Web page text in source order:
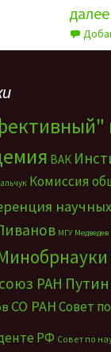
далее
ВАК
Комиссия
МГУ Медведев
РАН Путин
СО РАНСовет
РФ Совет по